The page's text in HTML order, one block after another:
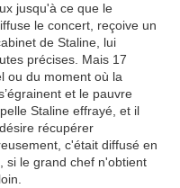
jusqu'à ce que le
le concert, reçoive un
de Staline, lui
précises. Mais 17
ou du moment où la
et le pauvre
Staline effrayé, et il
récupérer
c'était diffusé en
si le grand chef n'obtient